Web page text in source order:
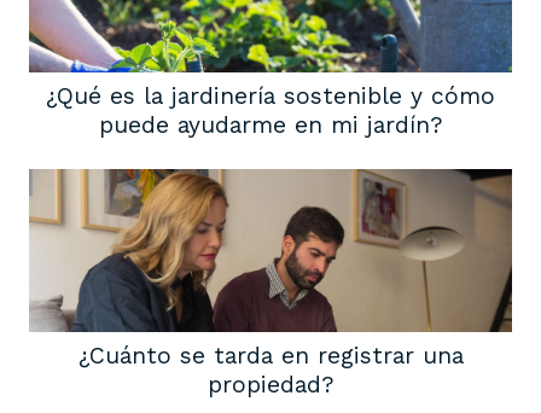
¿Qué es la jardinería sostenible y cómo
puede ayudarme en mi jardín?
¿Cuánto se tarda en registrar una
propiedad?